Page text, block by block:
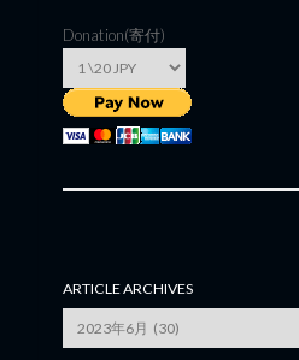
Donation(寄付)
ARTICLE ARCHIVES
Archives